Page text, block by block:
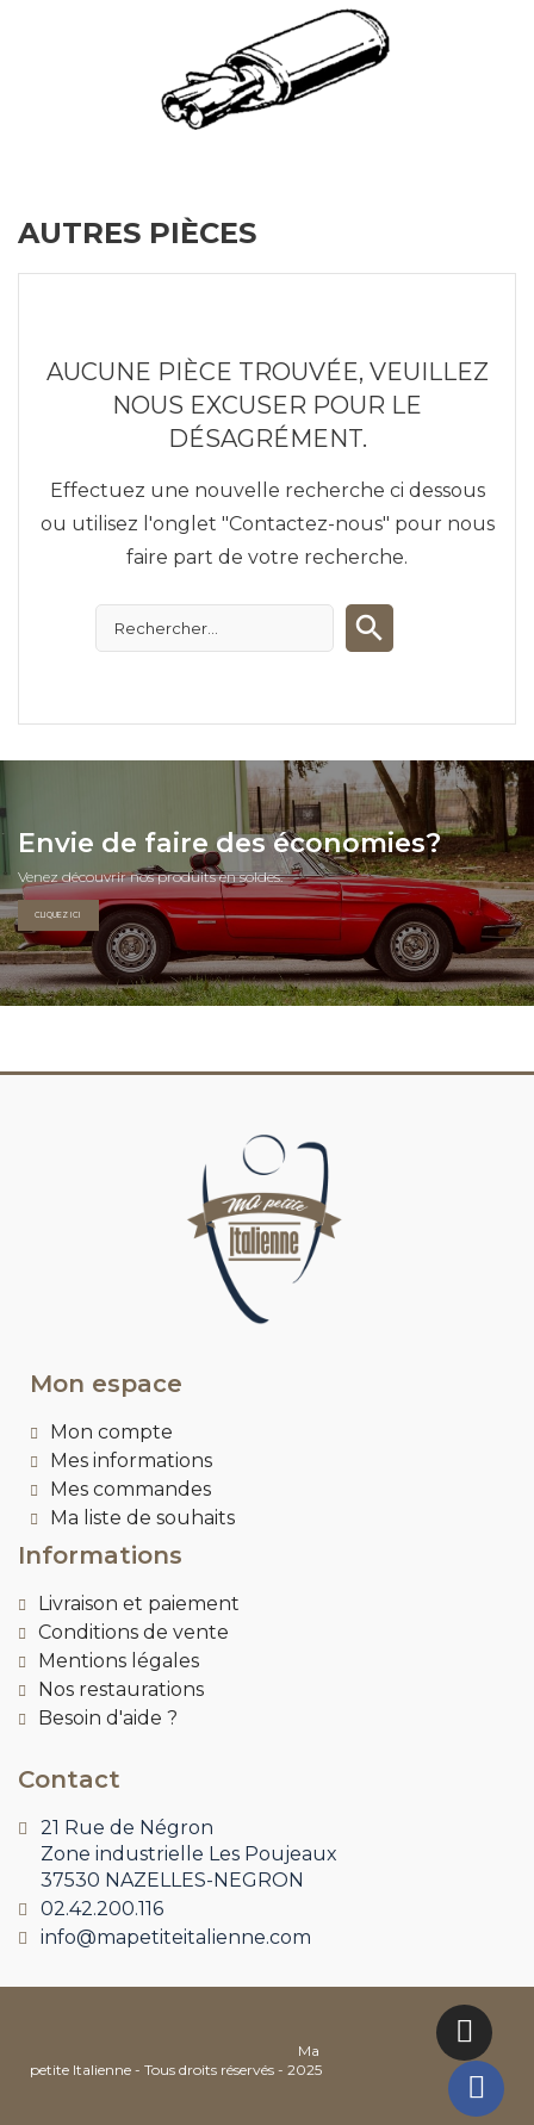
AUTRES PIÈCES
AUCUNE PIÈCE TROUVÉE, VEUILLEZ
NOUS EXCUSER POUR LE
DÉSAGRÉMENT.
Effectuez une nouvelle recherche ci dessous
ou utilisez l'onglet "Contactez-nous" pour nous
faire part de votre recherche.
Envie de faire des économies?
Venez découvrir nos produits en soldes.
CLIQUEZ ICI
Mon espace
Mon compte
Mes informations
Mes commandes
Ma liste de souhaits
Informations
Livraison et paiement
Conditions de vente
Mentions légales
Nos restaurations
Besoin d'aide ?
Contact
21 Rue de Négron
Zone industrielle Les Poujeaux
37530 NAZELLES-NEGRON
02.42.200.116
info@mapetiteitalienne.com
Ma
petite Italienne - Tous droits réservés - 2025